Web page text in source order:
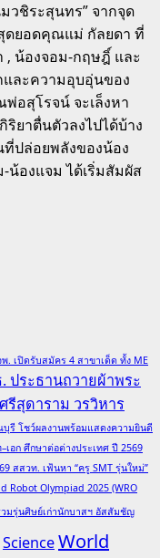
วชิระสุนทร” จากจุด
ดยอดคุณแม่ กัลยดา ที่
น้องจอม-กฤษฎิ์ และ
และความอุบอุ่นของ
อสุโรจน์ จะเล็งหา
ยาตื่นตัวลงไปได้บ้าง
ที่ปล่อยพลังของน้อง
น้องแจม ได้เริ่มสัมผัส
. เปิดรับสมัคร 4 สาขาเด็ด ทั้ง ME
ประธานถวายผ้าพระ
รีสุดาราม วรวิหาร
รี โชว์ผลงานพร้อมแสดงความยินดี
เอก ศึกษาต่อต่างประเทศ ปี 2569
สสวท. เฟ้นหา “ครู SMT รุ่นใหม่”
Robot Olympiad 2025 (WRO
มรุ่นศิษย์เก่านักบาสฯ อัสสัมชัญ
ScienceWorld